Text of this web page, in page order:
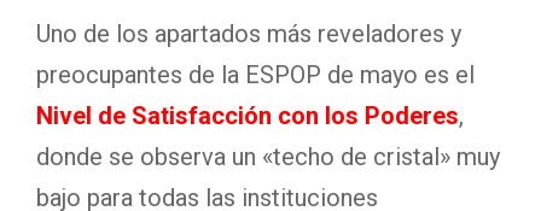
Uno de los apartados más reveladores y
preocupantes de la ESPOP de mayo es el
Nivel de Satisfacción con los Poderes,
donde se observa un «techo de cristal» muy
bajo para todas las instituciones